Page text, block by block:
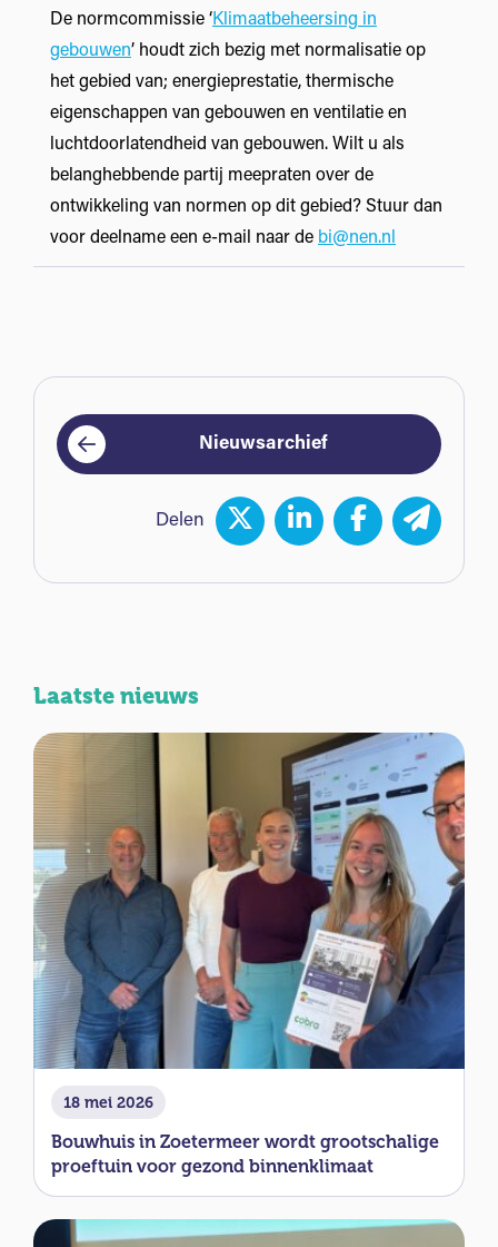
De normcommissie ‘Klimaatbeheersing in
gebouwen’ houdt zich bezig met normalisatie op
het gebied van; energieprestatie, thermische
eigenschappen van gebouwen en ventilatie en
luchtdoorlatendheid van gebouwen. Wilt u als
belanghebbende partij meepraten over de
ontwikkeling van normen op dit gebied? Stuur dan
voor deelname een e-mail naar de bi@nen.nl
Nieuwsarchief
Delen
Laatste nieuws
18 mei 2026
Bouwhuis in Zoetermeer wordt grootschalige
proeftuin voor gezond binnenklimaat